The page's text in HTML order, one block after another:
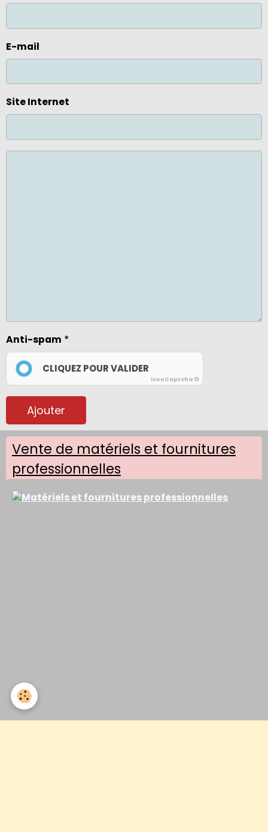
E-mail
Site Internet
Anti-spam
CLIQUEZ POUR VALIDER
IconCaptcha ©
Ajouter
Vente de matériels et fournitures
professionnelles